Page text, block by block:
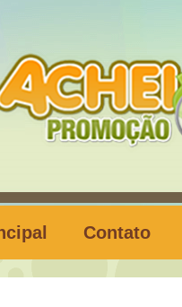
Contato